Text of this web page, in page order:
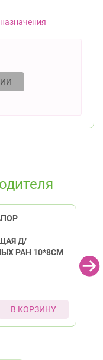
Д/
РАН 10*8СМ
В КОРЗИНУ